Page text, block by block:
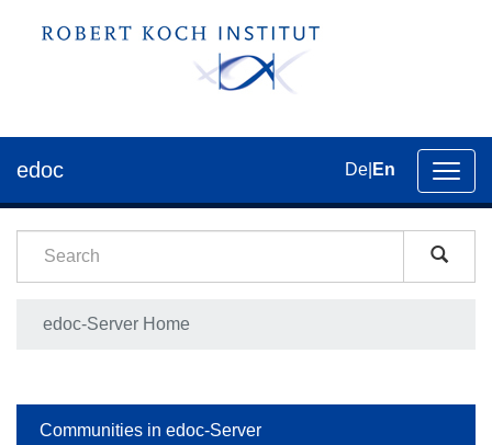
edoc De En
edoc-Server Home
Communities in edoc-Server